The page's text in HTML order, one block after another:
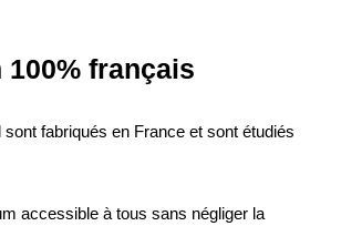
100% français
fabriqués en France et sont étudiés
accessible à tous sans négliger la